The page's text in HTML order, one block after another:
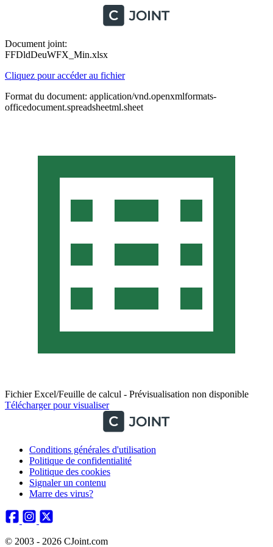
Document joint:
FFDldDeuWFX_Min.xlsx
Cliquez pour accéder au fichier
Format du document: application/vnd.openxmlformats-
officedocument.spreadsheetml.sheet
Fichier Excel/Feuille de calcul - Prévisualisation non disponible
Télécharger pour visualiser
Conditions générales d'utilisation
Politique de confidentialité
Politique des cookies
Signaler un contenu
Marre des virus?
© 2003 - 2026 CJoint.com